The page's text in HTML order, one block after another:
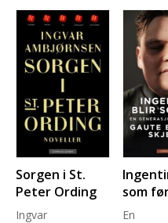
Sorgen i St.
Peter Ording
Ingvar
som
En